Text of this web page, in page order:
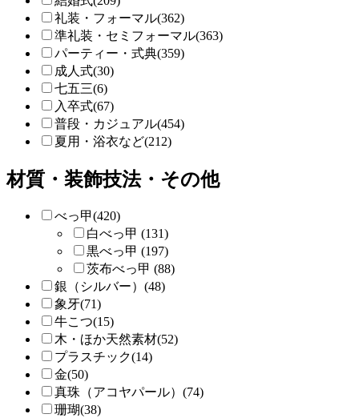
礼装・フォーマル(362)
準礼装・セミフォーマル(363)
パーティー・式典(359)
成人式(30)
七五三(6)
入卒式(67)
普段・カジュアル(454)
夏用・浴衣など(212)
材質・装飾技法・その他
べっ甲(420)
白べっ甲 (131)
黒べっ甲 (197)
茨布べっ甲 (88)
銀（シルバー）(48)
象牙(71)
牛こつ(15)
木・ほか天然素材(52)
プラスチック(14)
金(50)
真珠（アコヤパール）(74)
珊瑚(38)